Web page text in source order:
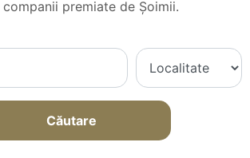
companii premiate de Șoimii.
Căutare